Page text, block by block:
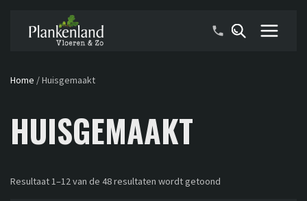
Home /Huisgemaakt
HUISGEMAAKT
Resultaat 1–12 van de 48 resultaten wordt getoond